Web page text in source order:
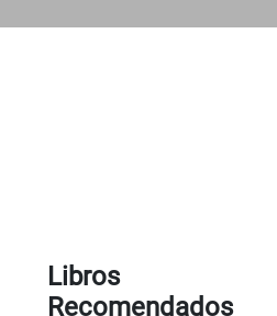
Libros
Recomendados